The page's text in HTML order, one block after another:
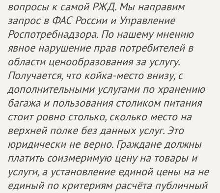
вопросы к самой РЖД. Мы направим
запрос в ФАС России и Управление
Роспотребнадзора. По нашему мнению
явное нарушение прав потребителей в
области ценообразования за услугу.
Получается, что койка-место внизу, с
дополнительными услугами по хранению
багажа и пользования столиком питания
стоит ровно столько, сколько место на
верхней полке без данных услуг. Это
юридически не верно. Граждане должны
платить соизмеримую цену на товары и
услуги, а установление единой цены на не
единый по критериям расчёта публичный